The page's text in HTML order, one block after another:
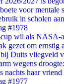
voor mentale
in scholen
#1978
wil als NASA-
gezet om ernstig
Duits vliegveld
wegens
nachts haar
#1977